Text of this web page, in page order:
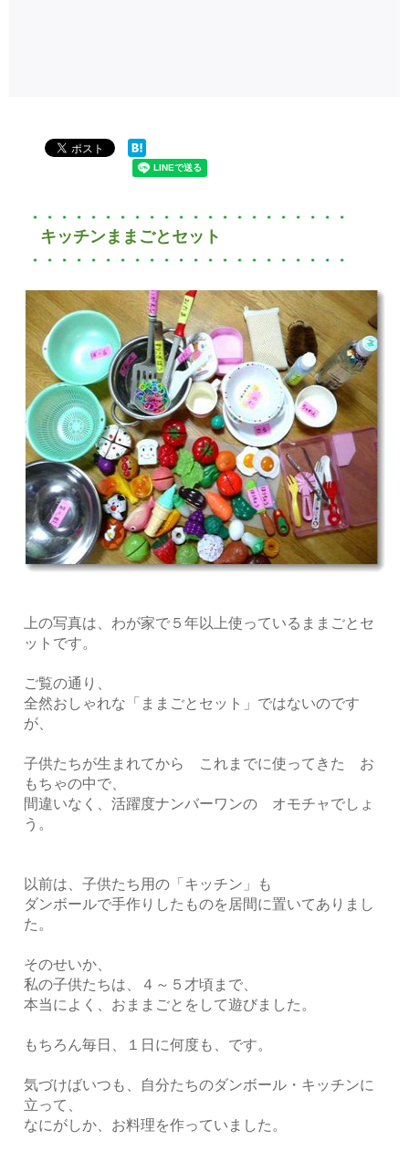
キッチンままごとセット
上の写真は、わが家で５年以上使っているままごとセ
ットです。
ご覧の通り、
全然おしゃれな「ままごとセット」ではないのです
が、
子供たちが生まれてから これまでに使ってきた お
もちゃの中で、
間違いなく、活躍度ナンバーワンの オモチャでしょ
う。
以前は、子供たち用の「キッチン」も
ダンボールで手作りしたものを居間に置いてありまし
た。
そのせいか、
私の子供たちは、４～５才頃まで、
本当によく、おままごとをして遊びました。
もちろん毎日、１日に何度も、です。
気づけばいつも、自分たちのダンボール・キッチンに
立って、
なにがしか、お料理を作っていました。